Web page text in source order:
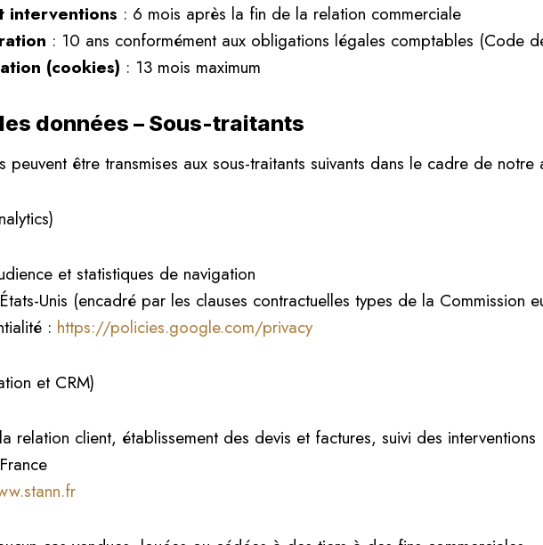
interventions : 6 mois après la fin de la relation commerciale
: 10 ans conformément aux obligations légales comptables (Code
(cookies) : 13 mois maximum
données – Sous-traitants
peuvent être transmises aux sous-traitants suivants dans le cadre de notre
et statistiques de navigation
Unis (encadré par les clauses contractuelles types de la Commission
: https://policies.google.com/privacy
et CRM)
relation client, établissement des devis et factures, suivi des interventions